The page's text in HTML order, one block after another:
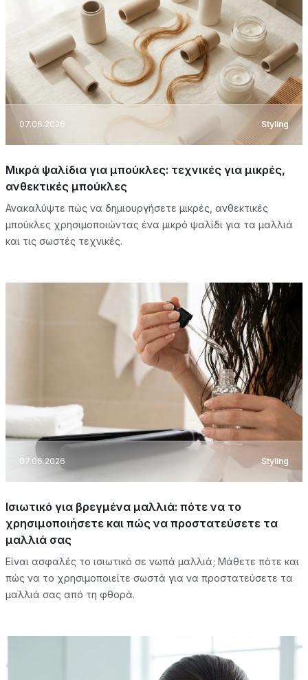
07.06.2026 Styling
Μικρά ψαλίδια για μπούκλες: τεχνικές για μικρές,
ανθεκτικές μπούκλες
Ανακαλύψτε πώς να δημιουργήσετε μικρές, ανθεκτικές
μπούκλες χρησιμοποιώντας ένα μικρό ψαλίδι για τα μαλλιά
και τις σωστές τεχνικές.
07.06.2026 Styling
Ισιωτικό για βρεγμένα μαλλιά: πότε να το
χρησιμοποιήσετε και πώς να προστατεύσετε τα
μαλλιά σας
Είναι ασφαλές το ισιωτικό σε νωπά μαλλιά; Μάθετε πότε και
πώς να το χρησιμοποιείτε σωστά για να προστατεύσετε τα
μαλλιά σας από τη φθορά.